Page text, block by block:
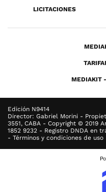
LICITACIONES
MEDIAKIT
Edición N9414
Director: Gabriel Morini -
3551, CABA - Copyright © 2019
1852 9232 - Registro DNDA en
- Términos y condiciones de uso